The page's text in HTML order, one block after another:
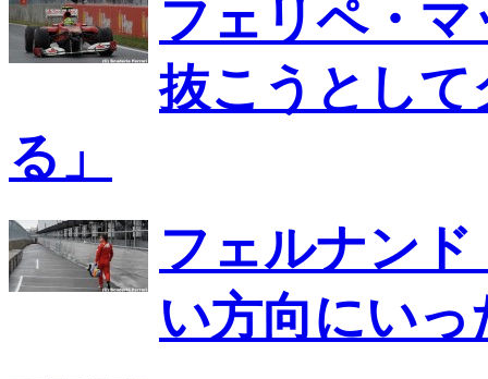
フェリペ・
抜こうとし
る」
フェルナン
い方向にいっ